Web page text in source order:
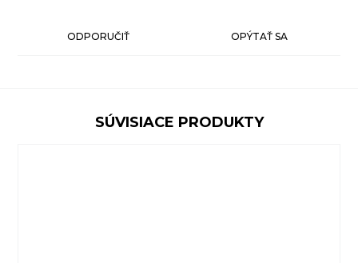
ODPORUČIŤ OPÝTAŤ SA
SÚVISIACE PRODUKTY